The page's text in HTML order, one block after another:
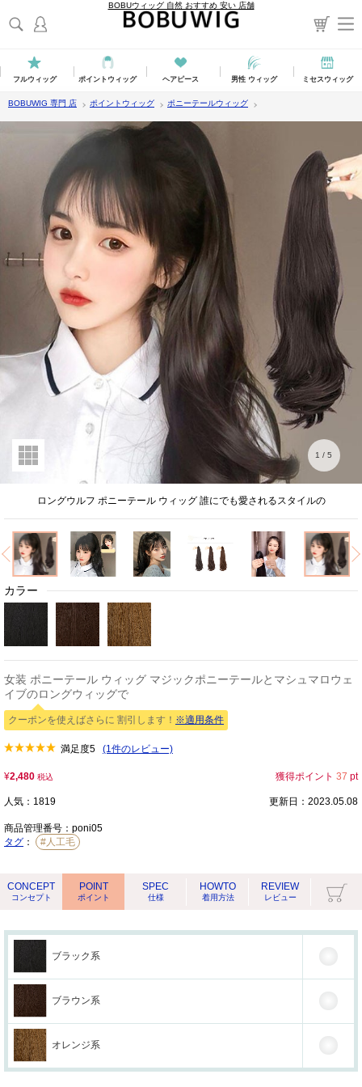
BOBUウィッグ 自然 おすすめ 安い 店舗
フルウィッグ ポイントウィッグ ヘアピース 男性 ウィッグ ミセスウィッグ
BOBUWIG 専門 店 ポイントウィッグ ポニーテールウィッグ
ロングウルフ ポニーテール ウィッグ 誰にでも愛されるスタイルの
1 /5
カラー
女装 ポニーテール ウィッグ マジックポニーテールとマシュマロウェ
イブのロングウィッグで
クーポンを使えばさらに 割引します！ ※適用条件
満足度5 (1件のレビュー)
¥2,480 税込 獲得ポイント 37 pt
人気：1819 更新日：2023.05.08
商品管理番号： poni05
タグ ： #人工毛
CONCEPT
コンセプト
POINT
ポイント
SPEC
仕様
HOWTO
着用方法
REVIEW
レビュー
ブラック系
ブラウン系
オレンジ系